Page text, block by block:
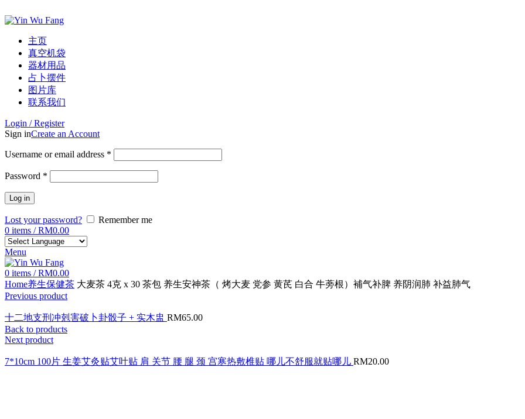
主页
真空机袋
器材用品
占卜摆件
图片库
联系我们
Login / Register
Sign inCreate an Account
Username or email address *
Password *
Log in
Lost your password?
Remember me
0 items / RM0.00
Menu
0 items / RM0.00
Home养生保健茶 大麦茶 4克 x 30 茶包 养生安神茶（ 烤大麦 党参 黄芪 白合 牛蒡根）補气补脾 养阴润肺 补益肺气
Previous product
十二地支刑冲剋害破卜卦骰子 + 实木盅 RM65.00
Back to products
Next product
7*10cm 100片 生姜艾灸贴艾叶贴 肩 关节 腰 腿 颈 宫寒热敷椎贴 哪儿不舒服就贴哪儿 RM20.00